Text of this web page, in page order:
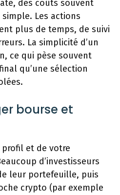
des coûts souvent
Les actions
plus de temps, de suivi
La simplicité d’un
ce qui pèse souvent
qu’une sélection
bourse et
et de votre
d’investisseurs
leur portefeuille, puis
crypto (par exemple